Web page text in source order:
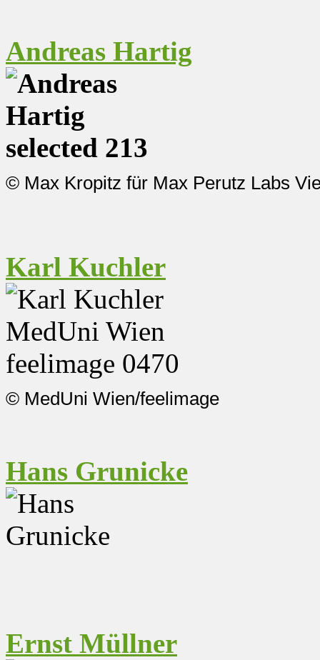
Andreas Hartig
© Max Kropitz für Max Perutz Labs
Karl Kuchler
© MedUni Wien/feelimage
Hans Grunicke
Ernst Müllner